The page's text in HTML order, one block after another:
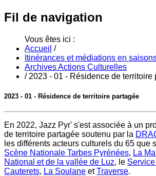
Fil de navigation
Vous êtes ici :
Accueil /
Itinérances et médiations en
Archives Actions Culturelles
/ 2023 - 01 - Résidence de territoire
2023 - 01 - Résidence de territoire partagée
En 2022, Jazz Pyr' s'est associée à un
de territoire partagée soutenu par la
les différents acteurs culturels du 65 que
Scène Nationale Tarbes Pyrénées, La
National et de la vallée de Luz, le
Cauterets, La Soulane et Traverse.